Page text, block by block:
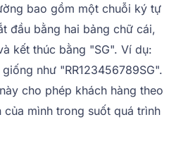
bao gồm một chuỗi ký tự
đầu bằng hai bảng chữ cái,
kết thúc bằng "SG". Ví dụ:
như "RR123456789SG".
cho phép khách hàng theo
mình trong suốt quá trình